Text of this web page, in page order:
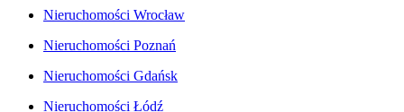
Nieruchomości Wrocław
Nieruchomości Poznań
Nieruchomości Gdańsk
Nieruchomości Łódź